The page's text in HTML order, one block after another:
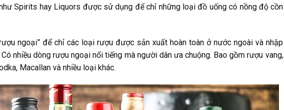
Spirits hay Liquors được sử dụng để chỉ những loại đồ uống có nồng độ cồn
ngoại” để chỉ các loại rượu được sản xuất hoàn toàn ở nước ngoài và nhập
nhiều dòng rượu ngoại nổi tiếng mà người dân ưa chuộng. Bao gồm rượu vang,
Macallan và nhiều loại khác.